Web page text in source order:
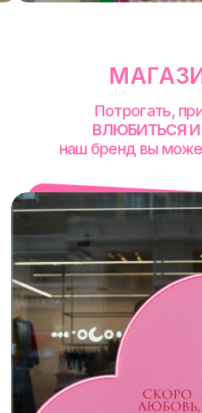
Село Эстосадок, ТРЦ Горки Молл,
+7 (919) 374-04-04
смотреть в Яндекс. Картах